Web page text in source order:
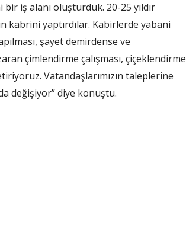
iş alanı oluşturduk. 20-25 yıldır
kabrini yaptırdılar. Kabirlerde yabani
şayet demirdense ve
çimlendirme çalışması, çiçeklendirme
Vatandaşlarımızın taleplerine
değişiyor” diye konuştu.